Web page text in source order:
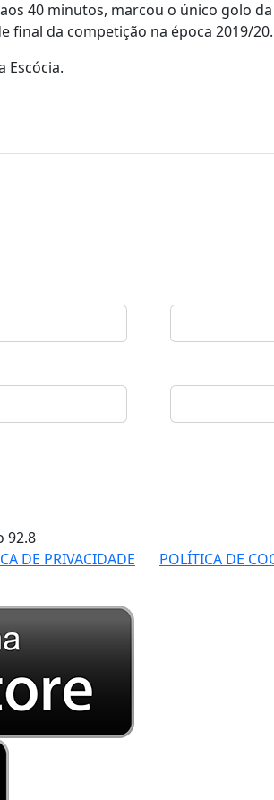
40 minutos, marcou o único golo
final da competição na época 2019/20.
Escócia.
92.8
DE PRIVACIDADE POLÍTICA DE